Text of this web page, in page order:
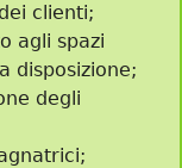
clienti;
agli spazi
disposizione;
degli